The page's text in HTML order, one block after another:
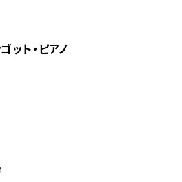
ット・ピアノ